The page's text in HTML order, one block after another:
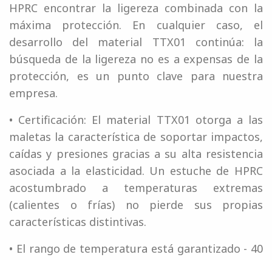
HPRC encontrar la ligereza combinada con la
máxima protección. En cualquier caso, el
desarrollo del material TTX01 continúa: la
búsqueda de la ligereza no es a expensas de la
protección, es un punto clave para nuestra
empresa.
• Certificación: El material TTX01 otorga a las
maletas la característica de soportar impactos,
caídas y presiones gracias a su alta resistencia
asociada a la elasticidad. Un estuche de HPRC
acostumbrado a temperaturas extremas
(calientes o frías) no pierde sus propias
características distintivas.
• El rango de temperatura está garantizado - 40